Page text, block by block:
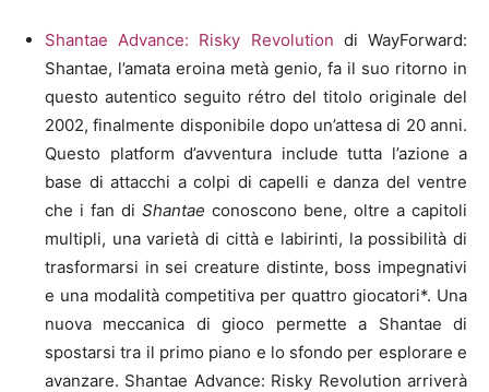
Shantae Advance: Risky Revolution di WayForward:
Shantae, l’amata eroina metà genio, fa il suo ritorno in
questo autentico seguito rétro del titolo originale del
2002, finalmente disponibile dopo un’attesa di 20 anni.
Questo platform d’avventura include tutta l’azione a
base di attacchi a colpi di capelli e danza del ventre
che i fan di Shantae conoscono bene, oltre a capitoli
multipli, una varietà di città e labirinti, la possibilità di
trasformarsi in sei creature distinte, boss impegnativi
e una modalità competitiva per quattro giocatori*. Una
nuova meccanica di gioco permette a Shantae di
spostarsi tra il primo piano e lo sfondo per esplorare e
avanzare. Shantae Advance: Risky Revolution arriverà